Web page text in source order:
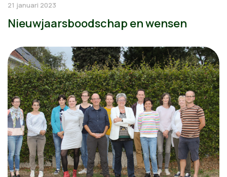
21 januari 2023
Nieuwjaarsboodschap en wensen